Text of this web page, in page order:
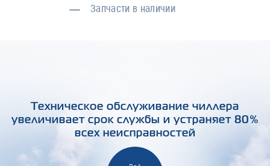
Запчасти в наличии
Техническое обслуживание чиллера
увеличивает срок службы и устраняет 80%
всех неисправностей